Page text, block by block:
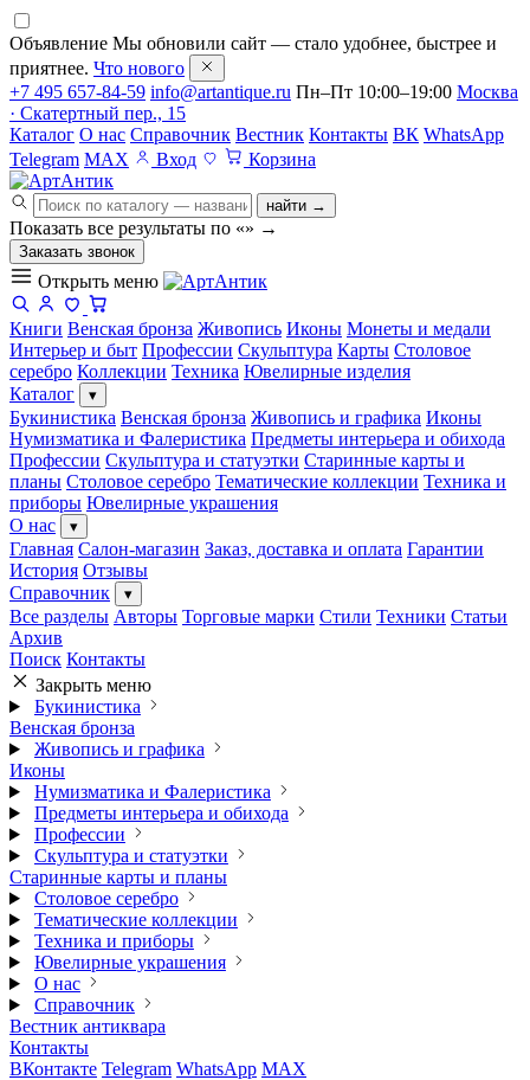
Объявление Мы обновили сайт — стало удобнее, быстрее и
приятнее. Что нового
+7 495 657-84-59 info@artantique.ru Пн–Пт 10:00–19:00 Москва
· Скатертный пер., 15
Каталог О нас Справочник Вестник Контакты ВК WhatsApp
Telegram MAX Вход Корзина
найти →
Показать все результаты по «» →
Заказать звонок
Открыть меню
Книги Венская бронза Живопись Иконы Монеты и медали
Интерьер и быт Профессии Скульптура Карты Столовое
серебро Коллекции Техника Ювелирные изделия
Каталог
▾
Букинистика Венская бронза Живопись и графика Иконы
Нумизматика и Фалеристика Предметы интерьера и обихода
Профессии Скульптура и статуэтки Старинные карты и
планы Столовое серебро Тематические коллекции Техника и
приборы Ювелирные украшения
О нас
▾
Главная Салон-магазин Заказ, доставка и оплата Гарантии
История Отзывы
Справочник
▾
Все разделы Авторы Торговые марки Стили Техники Статьи
Архив
Поиск Контакты
Закрыть меню
Букинистика
Венская бронза
Живопись и графика
Иконы
Нумизматика и Фалеристика
Предметы интерьера и обихода
Профессии
Скульптура и статуэтки
Старинные карты и планы
Столовое серебро
Тематические коллекции
Техника и приборы
Ювелирные украшения
О нас
Справочник
Вестник антиквара
Контакты
ВКонтакте Telegram WhatsApp MAX